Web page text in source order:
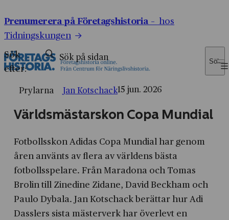
Prenumerera på Företagshistoria – hos
Tidningskungen
Sök
efter:
Sök
Prylarna Jan Kotschack15 jun. 2026
Världsmästarskon Copa Mundial
Fotbollsskon Adidas Copa Mundial har genom
åren använts av flera av världens bästa
fotbollsspelare. Från Maradona och Tomas
Brolin till Zinedine Zidane, David Beckham och
Paulo Dybala. Jan Kotschack berättar hur Adi
Dasslers sista mästerverk har överlevt en